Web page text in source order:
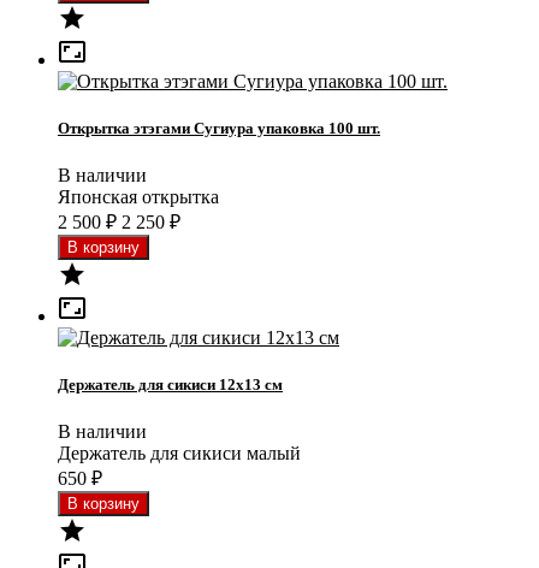


Открытка этэгами Сугиура упаковка 100 шт.
В наличии
Японская открытка
2 500 ₽ 2 250 ₽


Держатель для сикиси 12x13 см
В наличии
Держатель для сикиси малый
650 ₽
